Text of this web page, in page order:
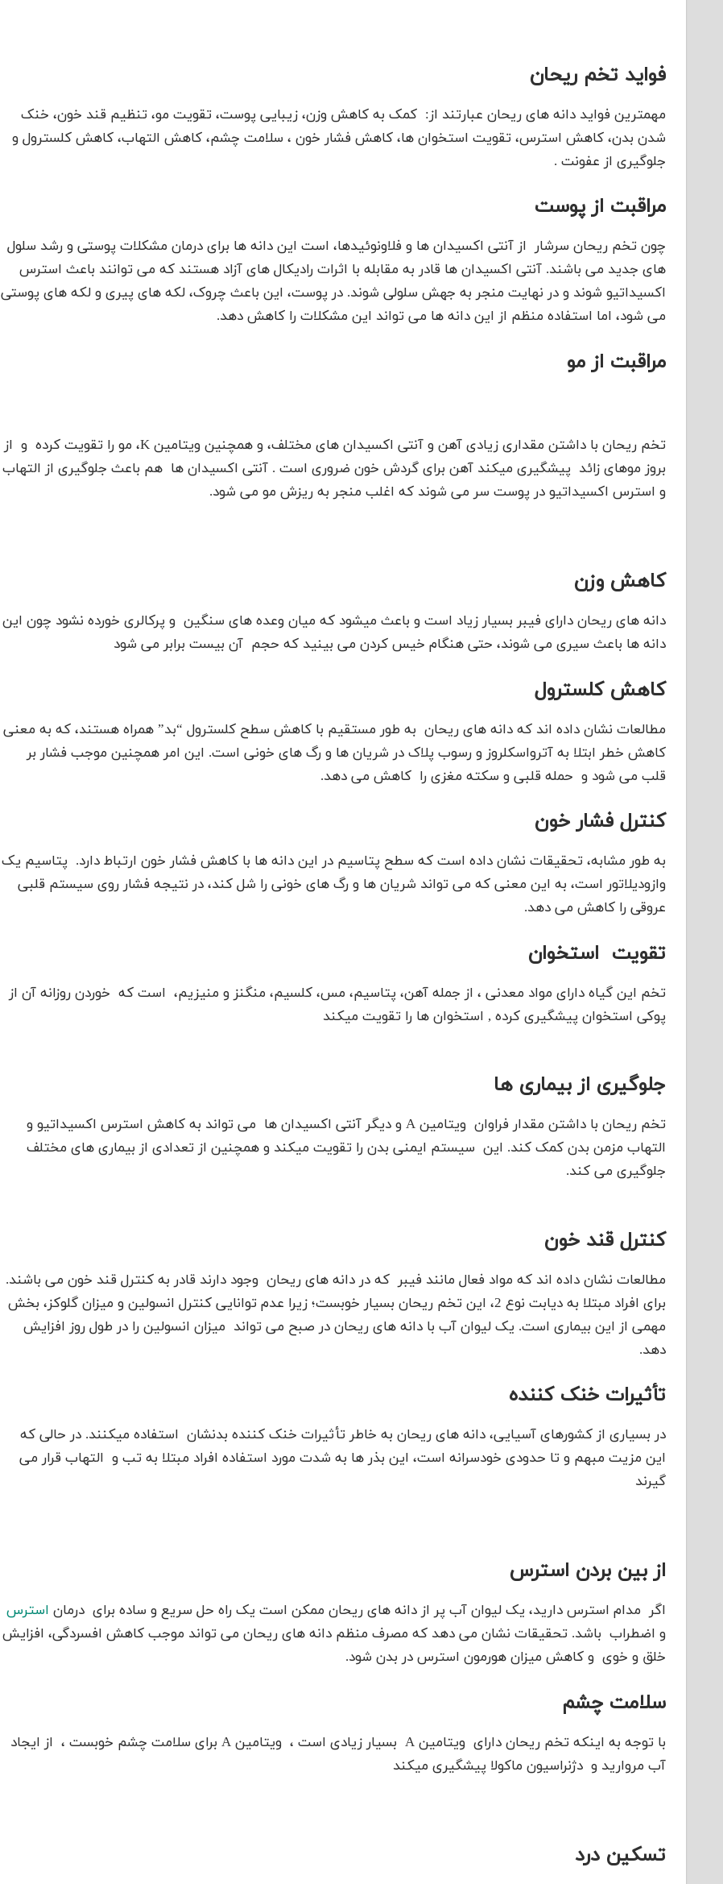
فواید تخم ریحان
مهمترین فواید دانه های ریحان عبارتند از: کمک به کاهش وزن، زیبایی پوست، تقویت مو، تنظیم قند خون، خنک
شدن بدن، کاهش استرس، تقویت استخوان ها، کاهش فشار خون ، سلامت چشم، کاهش التهاب، کاهش کلسترول و
جلوگیری از عفونت .
مراقبت از پوست
چون تخم ریحان سرشار از آنتی اکسیدان ها و فلاونوئیدها، است این دانه ها برای درمان مشکلات پوستی و رشد سلول
های جدید می باشند. آنتی اکسیدان ها قادر به مقابله با اثرات رادیکال های آزاد هستند که می توانند باعث استرس
اکسیداتیو شوند و در نهایت منجر به جهش سلولی شوند. در پوست، این باعث چروک، لکه های پیری و لکه های پوستی
می شود، اما استفاده منظم از این دانه ها می تواند این مشکلات را کاهش دهد.
مراقبت از مو
تخم ریحان با داشتن مقداری زیادی آهن و آنتی اکسیدان های مختلف، و همچنین ویتامین K، مو را تقویت کرده و از
بروز موهای زائد پیشگیری میکند آهن برای گردش خون ضروری است . آنتی اکسیدان ها هم باعث جلوگیری از التهاب
و استرس اکسیداتیو در پوست سر می شوند که اغلب منجر به ریزش مو می شود.
کاهش وزن
دانه های ریحان دارای فیبر بسیار زیاد است و باعث میشود که میان وعده های سنگین و پرکالری خورده نشود چون این
دانه ها باعث سیری می شوند، حتی هنگام خیس کردن می بینید که حجم آن بیست برابر می شود
کاهش کلسترول
مطالعات نشان داده اند که دانه های ریحان به طور مستقیم با کاهش سطح کلسترول “بد” همراه هستند، که به معنی
کاهش خطر ابتلا به آترواسکلروز و رسوب پلاک در شریان ها و رگ های خونی است. این امر همچنین موجب فشار بر
قلب می شود و حمله قلبی و سکته مغزی را کاهش می دهد.
کنترل فشار خون
به طور مشابه، تحقیقات نشان داده است که سطح پتاسیم در این دانه ها با کاهش فشار خون ارتباط دارد. پتاسیم یک
وازودیلاتور است، به این معنی که می تواند شریان ها و رگ های خونی را شل کند، در نتیجه فشار روی سیستم قلبی
عروقی را کاهش می دهد.
تقویت استخوان
تخم این گیاه دارای مواد معدنی ، از جمله آهن، پتاسیم، مس، کلسیم، منگنز و منیزیم، است که خوردن روزانه آن از
پوکی استخوان پیشگیری کرده , استخوان ها را تقویت میکند
جلوگیری از بیماری ها
تخم ریحان با داشتن مقدار فراوان ویتامین A و دیگر آنتی اکسیدان ها می تواند به کاهش استرس اکسیداتیو و
التهاب مزمن بدن کمک کند. این سیستم ایمنی بدن را تقویت میکند و همچنین از تعدادی از بیماری های مختلف
جلوگیری می کند.
کنترل قند خون
مطالعات نشان داده اند که مواد فعال مانند فیبر که در دانه های ریحان وجود دارند قادر به کنترل قند خون می باشند.
برای افراد مبتلا به دیابت نوع 2، این تخم ریحان بسیار خوبست؛ زیرا عدم توانایی کنترل انسولین و میزان گلوکز، بخش
مهمی از این بیماری است. یک لیوان آب با دانه های ریحان در صبح می تواند میزان انسولین را در طول روز افزایش
دهد.
تأثیرات خنک کننده
در بسیاری از کشورهای آسیایی، دانه های ریحان به خاطر تأثیرات خنک کننده بدنشان استفاده میکنند. در حالی که
این مزیت مبهم و تا حدودی خودسرانه است، این بذر ها به شدت مورد استفاده افراد مبتلا به تب و التهاب قرار می
گیرند
از بین بردن استرس
اگر مدام استرس دارید، یک لیوان آب پر از دانه های ریحان ممکن است یک راه حل سریع و ساده برای درمان استرس
و اضطراب باشد. تحقیقات نشان می دهد که مصرف منظم دانه های ریحان می تواند موجب کاهش افسردگی، افزایش
خلق و خوی و کاهش میزان هورمون استرس در بدن شود.
سلامت چشم
با توجه به اینکه تخم ریحان دارای ویتامین A بسیار زیادی است ، ویتامین A برای سلامت چشم خوبست ، از ایجاد
آب مروارید و دژنراسیون ماکولا پیشگیری میکند
تسکین درد